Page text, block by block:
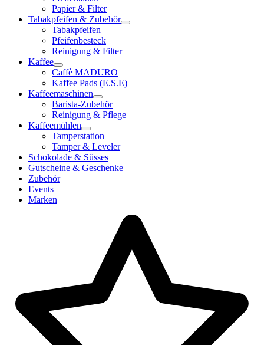
Papier & Filter
Tabakpfeifen & Zubehör
Tabakpfeifen
Pfeifenbesteck
Reinigung & Filter
Kaffee
Caffè MADURO
Kaffee Pads (E.S.E)
Kaffeemaschinen
Barista-Zubehör
Reinigung & Pflege
Kaffeemühlen
Tamperstation
Tamper & Leveler
Schokolade & Süsses
Gutscheine & Geschenke
Zubehör
Events
Marken